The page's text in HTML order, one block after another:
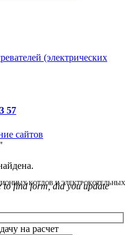
КОТЛОВ И ЭЛЕКТРОКОТЕЛЬНЫХ
(электрических
57
сайтов
"
to find form, did you update
на расчет